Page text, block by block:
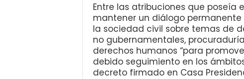
Entre las atribuciones que poseía
mantener un diálogo
la sociedad civil sobre temas de
no gubernamentales,
derechos humanos “para
debido seguimiento en los
decreto firmado en Casa